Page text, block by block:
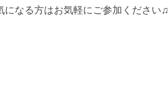
なる方はお気軽にご参加ください♫